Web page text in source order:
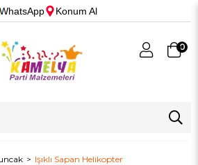
WhatsApp Konum Al
0
Işıklı Sapan Helikopter